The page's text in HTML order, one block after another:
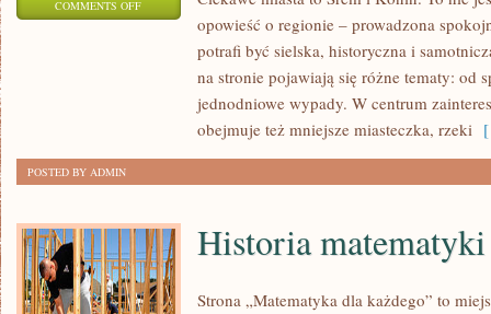
COMMENTS OFFON
opowieść o regionie – prowadzona
potrafi być sielska, historyczna i
na stronie pojawiają się różne tematy: od
jednodniowe wypady. W centrum
obejmuje też mniejsze miasteczka, rzeki
POSTED BY ADMIN
Historia matematyki
Strona „Matematyka dla każdego” to